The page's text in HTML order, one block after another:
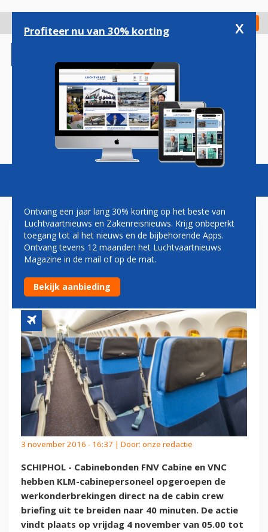
gaan
Check in
Magazine Podcasts Vacatures
CABINEBONDEN VOEREN
WERKONDERBREKING OP TOT
40 MINUTEN
3 november 2016 - 16:37 | Door: onze redactie
SCHIPHOL - Cabinebonden FNV Cabine en VNC
hebben KLM-cabinepersoneel opgeroepen de
werkonderbrekingen direct na de cabin crew
briefing uit te breiden naar 40 minuten. De actie
vindt plaats op vrijdag 4 november van 05.00 tot
Profiteer nu van 30% korting x
Ontvang een jaar lang 30% korting op het beste van
Luchtvaartnieuws en Zakenreisnieuws. Krijg onbeperkt
toegang tot al het nieuws en de bijbehorende Apps.
Ontvang tevens 12 maanden het Luchtvaartnieuws
Magazine in de mail of op de mat.
Bekijk aanbieding